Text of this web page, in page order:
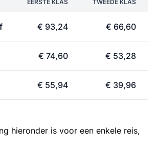
EERSTE KLAS TWEEDE KLAS
€ 93,24 € 66,60
€ 74,60 € 53,28
€ 55,94 € 39,96
hieronder is voor een enkele reis,